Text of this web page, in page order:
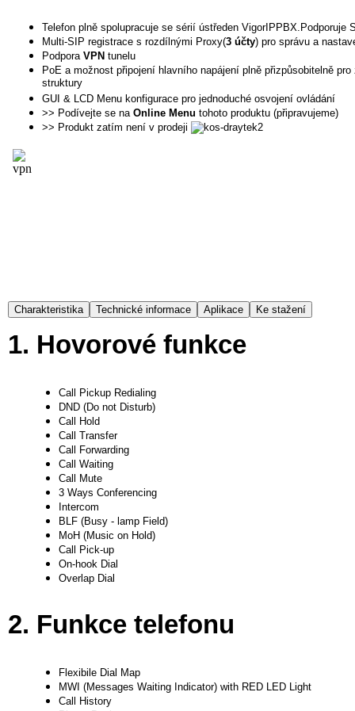
Telefon plně spolupracuje se sérií ústředen VigorIPPBX.Podporuje
Multi-SIP registrace s rozdílnými Proxy(3 účty) pro správu a
Podpora VPN tunelu
PoE a možnost připojení hlavního napájení plně přizpůsobitelně
struktury
GUI & LCD Menu konfigurace pro jednoduché osvojení ovládání
>> Podívejte se na Online Menu tohoto produktu (připravujeme)
>> Produkt zatím není v prodeji
Charakteristika Technické informace Aplikace Ke stažení
1. Hovorové funkce
Call Pickup Redialing
DND (Do not Disturb)
Call Hold
Call Transfer
Call Forwarding
Call Waiting
Call Mute
3 Ways Conferencing
Intercom
BLF (Busy - lamp Field)
MoH (Music on Hold)
Call Pick-up
On-hook Dial
Overlap Dial
2. Funkce telefonu
Flexibile Dial Map
MWI (Messages Waiting Indicator) with RED LED Light
Call History